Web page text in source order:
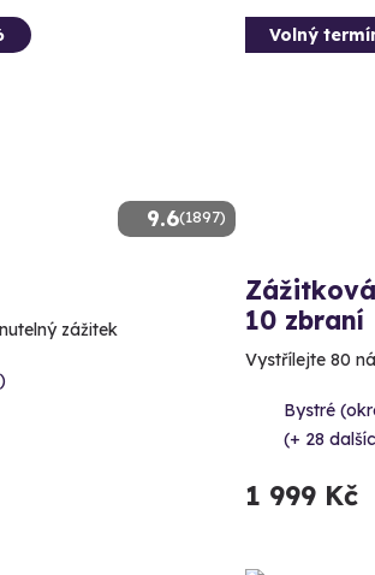
9.6(1897)
zážitek
Volný
10 zbraní
Vystřílejte 80
Bystré
(+ 28
1 999 Kč